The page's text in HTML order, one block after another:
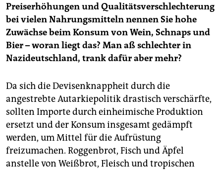
Preiserhöhungen und Qualitätsverschlechterung
bei vielen Nahrungsmitteln nennen Sie hohe
Zuwächse beim Konsum von Wein, Schnaps und
Bier – woran liegt das? Man aß schlechter in
Nazideutschland, trank dafür aber mehr?
Da sich die Devisenknappheit durch die
angestrebte Autarkiepolitik drastisch verschärfte,
sollten Importe durch einheimische Produktion
ersetzt und der Konsum insgesamt gedämpft
werden, um Mittel für die Aufrüstung
freizumachen. Roggenbrot, Fisch und Äpfel
anstelle von Weißbrot, Fleisch und tropischen